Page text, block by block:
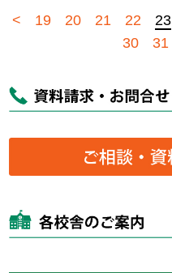
< 19 20 21 22 23
30
31